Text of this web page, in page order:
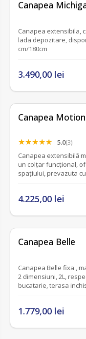
Canapea
Canapea extensibila,
lada depozitare,
cm/180cm
3.490,00 lei
Canapea Motion
5.0(3)
Canapea extensibilă
un colțar funcțional,
spațiului, prevazuta cu lada
4.225,00 lei
Canapea Belle
Canapea Belle fixa ,
2 dimensiuni, 2L,
bucatarie, terasa
1.779,00 lei